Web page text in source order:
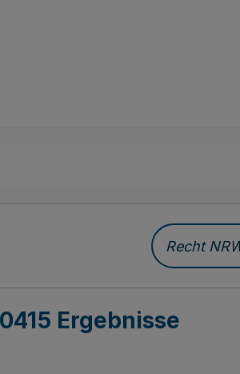
Recht NRW
Ergebnisse